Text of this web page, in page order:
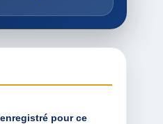
pour ce